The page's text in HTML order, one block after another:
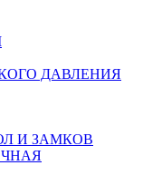
ДАВЛЕНИЯ
И ЗАМКОВ